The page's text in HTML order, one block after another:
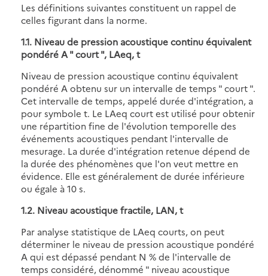
Les définitions suivantes constituent un rappel de
celles figurant dans la norme.
1.1. Niveau de pression acoustique continu équivalent
pondéré A " court ", LAeq, t
Niveau de pression acoustique continu équivalent
pondéré A obtenu sur un intervalle de temps " court ".
Cet intervalle de temps, appelé durée d'intégration, a
pour symbole t. Le LAeq court est utilisé pour obtenir
une répartition fine de l'évolution temporelle des
événements acoustiques pendant l'intervalle de
mesurage. La durée d'intégration retenue dépend de
la durée des phénomènes que l'on veut mettre en
évidence. Elle est généralement de durée inférieure
ou égale à 10 s.
1.2. Niveau acoustique fractile, LAN, t
Par analyse statistique de LAeq courts, on peut
déterminer le niveau de pression acoustique pondéré
A qui est dépassé pendant N % de l'intervalle de
temps considéré, dénommé " niveau acoustique